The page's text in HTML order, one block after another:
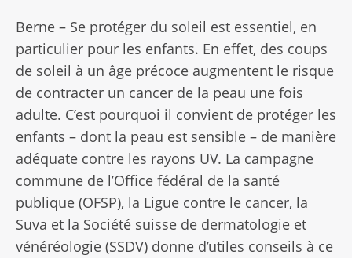
Berne – Se protéger du soleil est essentiel, en
particulier pour les enfants. En effet, des coups
de soleil à un âge précoce augmentent le risque
de contracter un cancer de la peau une fois
adulte. C’est pourquoi il convient de protéger les
enfants – dont la peau est sensible – de manière
adéquate contre les rayons UV. La campagne
commune de l’Office fédéral de la santé
publique (OFSP), la Ligue contre le cancer, la
Suva et la Société suisse de dermatologie et
vénéréologie (SSDV) donne d’utiles conseils à ce